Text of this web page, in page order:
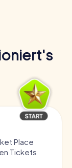
Place
Tickets